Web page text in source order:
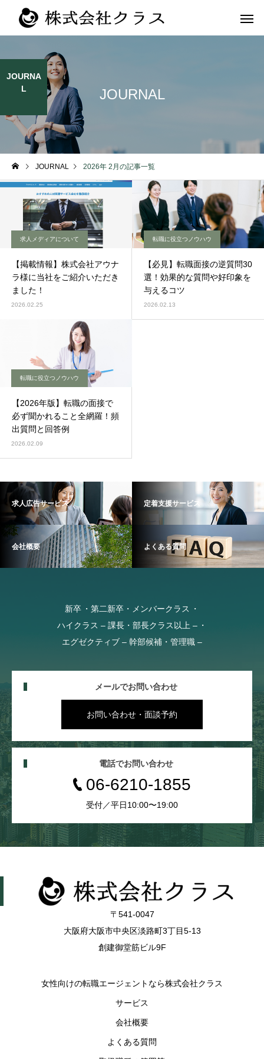
新卒
JOURNAL
JOURNA
L
JOURNAL 2026年 2月の記事一覧
求人メディアについて
【掲載情報】株式会社アウナ
ラ様に当社をご紹介いただき
ました！
2026.02.25
転職に役立つノウハウ
【必見】転職面接の逆質問30
選！効果的な質問や好印象を
与えるコツ
2026.02.13
転職に役立つノウハウ
【2026年版】転職の面接で
必ず聞かれること全網羅！頻
出質問と回答例
2026.02.09
求人広告サービス 定着支援サービス
会社概要 よくある質問
新卒
第二新卒・メンバークラス
ハイクラス – 課長・部長クラス以上 –
エグゼクティブ – 幹部候補・管理職 –
メールでお問い合わせ
お問い合わせ・面談予約
電話でお問い合わせ
06-6210-1855
受付／平日10:00〜19:00
〒541-0047
大阪府大阪市中央区淡路町3丁目5-13
創建御堂筋ビル9F
女性向けの転職エージェントなら株式会社クラス
サービス
会社概要
よくある質問